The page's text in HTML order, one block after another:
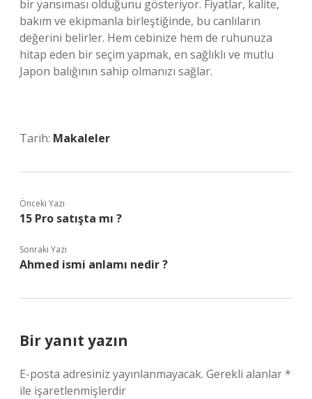
bir yansıması olduğunu gösteriyor. Fiyatlar, kalite,
bakım ve ekipmanla birleştiğinde, bu canlıların
değerini belirler. Hem cebinize hem de ruhunuza
hitap eden bir seçim yapmak, en sağlıklı ve mutlu
Japon balığının sahip olmanızı sağlar.
Tarih: Makaleler
Önceki Yazı
15 Pro satışta mı ?
Sonraki Yazı
Ahmed ismi anlamı nedir ?
Bir yanıt yazın
E-posta adresiniz yayınlanmayacak. Gerekli alanlar*
ile işaretlenmişlerdir